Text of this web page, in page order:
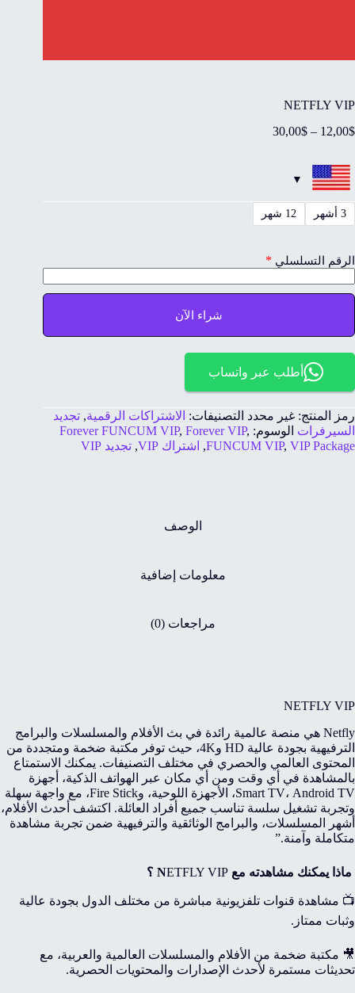
NETFLY VIP
12,00$
–
30,00$
3 أشهر 12 شهر
الرقم التسلسلي *
شراء الآن
أطلب عبر واتساب
رمز المنتج: غير محدد التصنيفات: الاشتراكات الرقمية, تجديد
السيرفرات الوسوم: Forever FUNCUM VIP, Forever VIP,
FUNCUM VIP, VIP Package
, اشتراك VIP , تجديد VIP
الوصف
معلومات إضافية
مراجعات (0)
NETFLY VIP
Netfly هي منصة عالمية رائدة في بث الأفلام والمسلسلات والبرامج
الترفيهية بجودة عالية HD و4K، حيث توفر مكتبة ضخمة ومتجددة من
المحتوى العالمي والحصري في مختلف التصنيفات. يمكنك الاستمتاع
بالمشاهدة في أي وقت ومن أي مكان عبر الهواتف الذكية، أجهزة
Smart TV، Android TV، الأجهزة اللوحية، وFire Stick، مع واجهة سهلة
وتجربة تشغيل سلسة تناسب جميع أفراد العائلة. اكتشف أحدث الأفلام،
أشهر المسلسلات، والبرامج الوثائقية والترفيهية ضمن تجربة مشاهدة
متكاملة وآمنة.”
ماذا يمكنك مشاهدته مع N ETFLY VIP ؟
📺 مشاهدة قنوات تلفزيونية مباشرة من مختلف الدول بجودة عالية
وثبات ممتاز.
🎥 مكتبة ضخمة من الأفلام والمسلسلات العالمية والعربية، مع
تحديثات مستمرة لأحدث الإصدارات والمحتويات الحصرية.